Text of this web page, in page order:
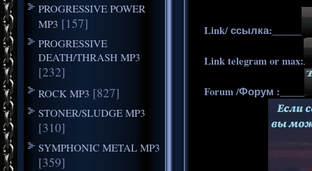
PROGRESSIVE POWER
MP3 [157]
PROGRESSIVE
DEATH/THRASH MP3
[232]
ROCK MP3 [827]
STONER/SLUDGE MP3
[310]
SYMPHONIC METAL MP3
[359]
Link/ ссылка:______
Link telegram or max:
Forum /Форум :_____